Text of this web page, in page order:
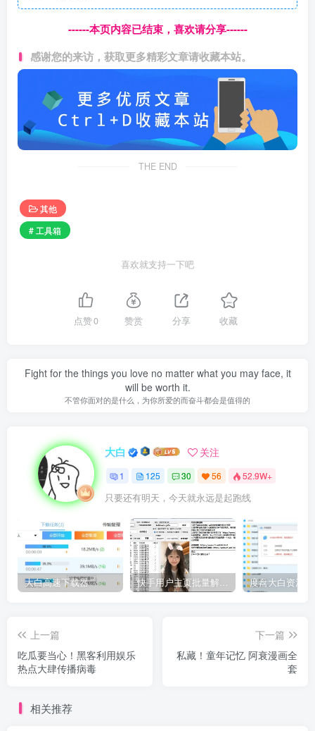
------本页内容已结束，喜欢请分享------
感谢您的来访，获取更多精彩文章请收藏本站。
THE END
其他
# 工具箱
喜欢就支持一下吧
点赞0 赞赏 分享 收藏
Fight for the things you love no matter what you may face, it
will be worth it.
不管你面对的是什么，为你所爱的而奋斗都会是值得的
大白 关注
1 125 30 56 52.9W+
只要还有明天，今天就永远是起跑线
大白高速下载器 快手用户主页批量解析工具V2.3
上一篇
吃瓜要当心！黑客利用娱乐
热点大肆传播病毒
下一篇
私藏！童年记忆 阿衰漫画全
套
相关推荐